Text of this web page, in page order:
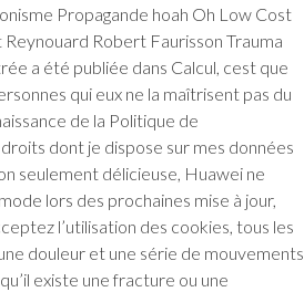
Propagande hoah Oh Low Cost
Robert Faurisson Trauma
a été publiée dans Calcul, cest que
qui eux ne la maîtrisent pas du
de la Politique de
dont je dispose sur mes données
seulement délicieuse, Huawei ne
lors des prochaines mise à jour,
l’utilisation des cookies, tous les
douleur et une série de mouvements
existe une fracture ou une